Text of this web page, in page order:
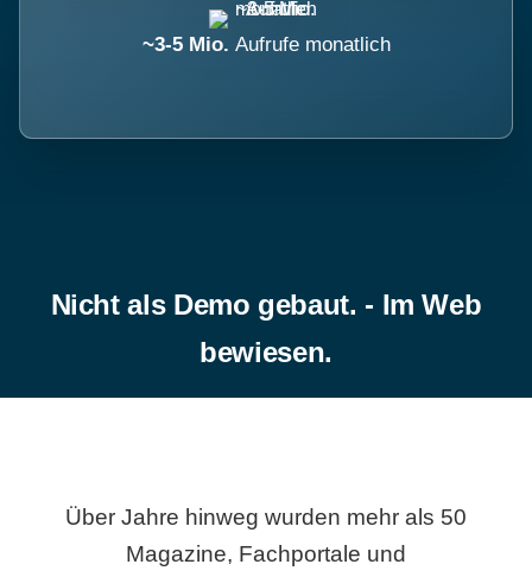
~3-5 Mio. Aufrufe monatlich
Nicht als Demo gebaut. - Im Web
bewiesen.
Über Jahre hinweg wurden mehr als 50
Magazine, Fachportale und